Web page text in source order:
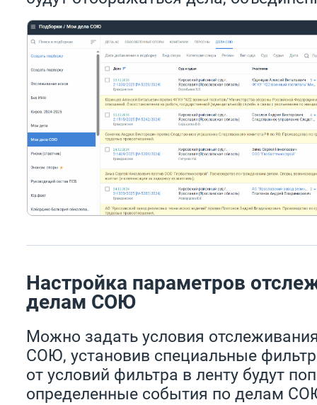
Настройка параметров
делам СОЮ
Можно задать условия
СОЮ, установив специальные
от условий фильтра в ленту будут
определенные события по делам